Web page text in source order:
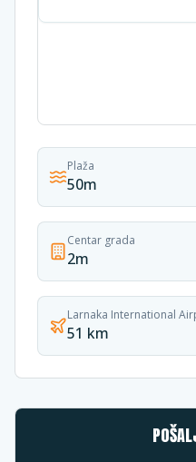
Plaža
50m
Centar grada
2m
Larnaka International
51 km